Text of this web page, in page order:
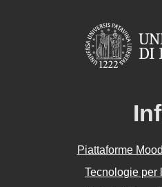
Piattaforme
Tecnologie per